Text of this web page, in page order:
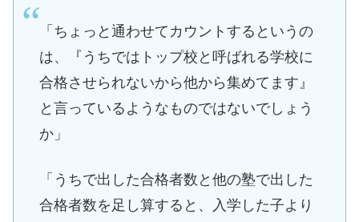
「ちょっと通わせてカウントするというの
は、『うちではトップ校と呼ばれる学校に
合格させられないから他から集めてます』
と言っているようなものではないでしょう
か」
「うちで出した合格者数と他の塾で出した
合格者数を足し算すると、入学した子より